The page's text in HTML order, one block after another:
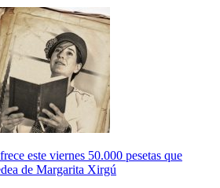
este viernes 50.000 pesetas que
de Margarita Xirgú